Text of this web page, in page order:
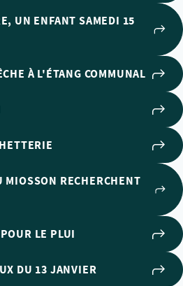
UN ENFANT SAMEDI 15
À L'ÉTANG COMMUNAL
MIOSSON RECHERCHENT
LE PLUI
DU 13 JANVIER